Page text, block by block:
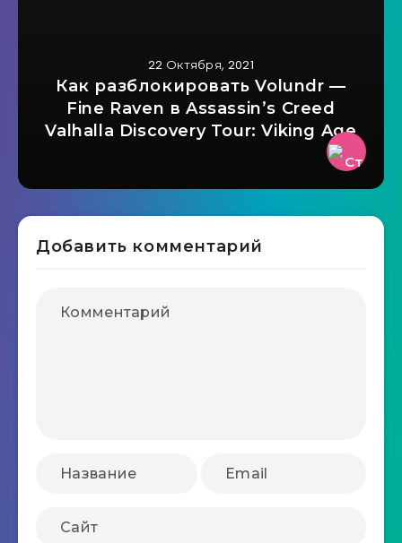
22 Октября, 2021
Как разблокировать Volundr —
Fine Raven в Assassin’s Creed
Valhalla Discovery Tour: Viking Age
Добавить комментарий